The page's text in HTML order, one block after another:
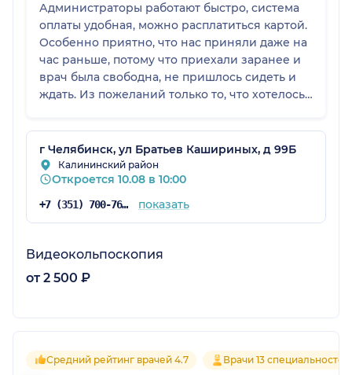
Администраторы работают быстро, система
оплаты удобная, можно расплатиться картой.
Особенно приятно, что нас приняли даже на
час раньше, потому что приехали заранее и
врач была свободна, не пришлось сидеть и
ждать. Из пожеланий только то, что хотелось
где-нибудь в коридоре, потому что сейчас
они находятся прямо в кабинете врача, и это
не очень удобно. В остальном клиникой
довольны.
г Челябинск, ул Братьев Кашириных, д 99Б
Калининский район
Откроется 10.08 в 10:00
+7 (351) 700-76-06 показать
Видеокольпоскопия
от 2 500 ₽
Средний рейтинг врачей 4.7 Врачи 13 специальностей